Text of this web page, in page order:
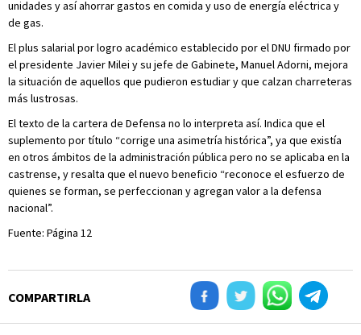
unidades y así ahorrar gastos en comida y uso de energía eléctrica y
de gas.
El plus salarial por logro académico establecido por el DNU firmado por
el presidente Javier Milei y su jefe de Gabinete, Manuel Adorni, mejora
la situación de aquellos que pudieron estudiar y que calzan charreteras
más lustrosas.
El texto de la cartera de Defensa no lo interpreta así. Indica que el
suplemento por título “corrige una asimetría histórica”, ya que existía
en otros ámbitos de la administración pública pero no se aplicaba en la
castrense, y resalta que el nuevo beneficio “reconoce el esfuerzo de
quienes se forman, se perfeccionan y agregan valor a la defensa
nacional”.
Fuente: Página 12
COMPARTIRLA